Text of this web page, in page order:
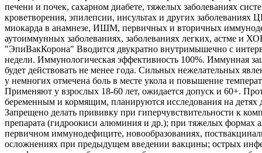
печени и почек, сахарном диабете, тяжелых заболеваниях
кроветворения, эпилепсии, инсультах и других заболеваниях
миокарда в анамнезе, ИШМ, первичных и вторичных
аутоиммунных заболеваниях, заболеваниях легких, астме и
"ЭпиВакКорона" Вводится двукратно внутримышечно с
недели. Иммунологическая эффективность 100%. Иммунная
будет действовать не менее года. Сильных нежелательных
у немногих отмечена боль в месте укола и повышение
Применяют у взрослых 18-60 лет, ожидается допуск и 60+.
беременным и кормящим, планируются исследования на детях
Запрещено делать прививку при гиперчувствительности к
препарата (гидроокиси алюминия и др.); при тяжелых формах
первичном иммунодефиците, новообразованиях,
осложнениях при предыдущем введении вакцины; острых